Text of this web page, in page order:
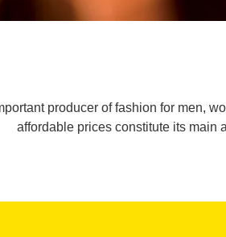
producer of fashion for men,
affordable prices constitute its main